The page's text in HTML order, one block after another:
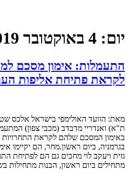
יום: 4 באוקטובר 2019
התעמלות: אימון מסכם
לקראת פתיחת אליפות
מאת: הוועד האולימפי בישראל אלכס
ת"א) ואנדריי מדבדב (מכבי צפון)
באימון המסכם שלהם לקראת התחרויות
בגרמניה, ביום ראשון.מחר, הם יקיימו
גזית ויעקב לוי מחכים גם הם לפתיחת
מתחילים ביום ראשון, הבנות